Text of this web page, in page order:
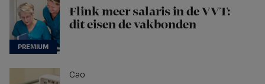
Flink meer salaris in de VVT:
dit eisen de vakbonden
Cao